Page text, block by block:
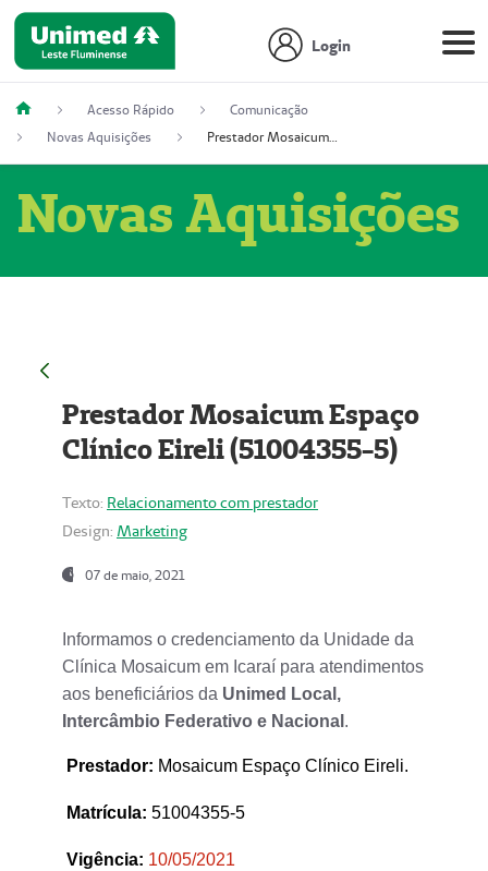
Login
Acesso Rápido
Comunicação
Novas Aquisições
Prestador Mosaicum Espaço Clínico Eireli (51004355-5)
Novas Aquisições
Prestador Mosaicum Espaço
Clínico Eireli (51004355-5)
Texto: Relacionamento com prestador
Design: Marketing
07 de maio, 2021
Informamos o credenciamento da Unidade da
Clínica Mosaicum em Icaraí para atendimentos
aos beneficiários da Unimed Local,
Intercâmbio Federativo e Nacional .
Prestador: Mosaicum Espaço Clínico Eireli.
Matrícula: 51004355-5
Vigência: 10/05/2021